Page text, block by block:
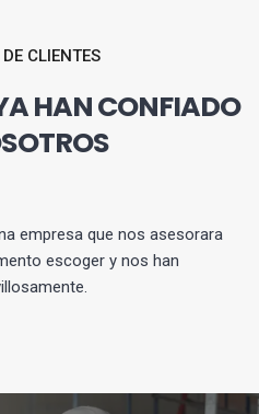
CLIENTES
HAN CONFIADO
empresa que nos asesorara
escoger y nos han